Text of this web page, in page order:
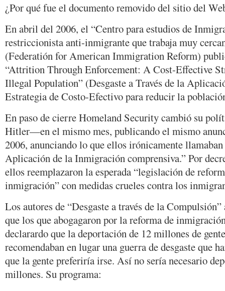
¿Por qué fue el documento removido del sitio del
En abril del 2006, el “Centro para estudios de
restriccionista anti-inmigrante que trabaja muy
(Federatión for American Immigration Reform)
“Attrition Through Enforcement: A Cost-Effective
Illegal Population” (Desgaste a Través de la
Estrategia de Costo-Efectivo para reducir la
En paso de cierre Homeland Security cambió su
Hitler—en el mismo mes, publicando el mismo
2006, anunciando lo que ellos irónicamente
Aplicación de la Inmigración comprensiva.” Por
ellos reemplazaron la esperada “legislación de
inmigración” con medidas crueles contra los
Los autores de “Desgaste a través de la
que los que abogagaron por la reforma de
declarardo que la deportación de 12 millones de
recomendaban en lugar una guerra de desgaste que
que la gente preferiría irse. Así no sería necesario
millones. Su programa: